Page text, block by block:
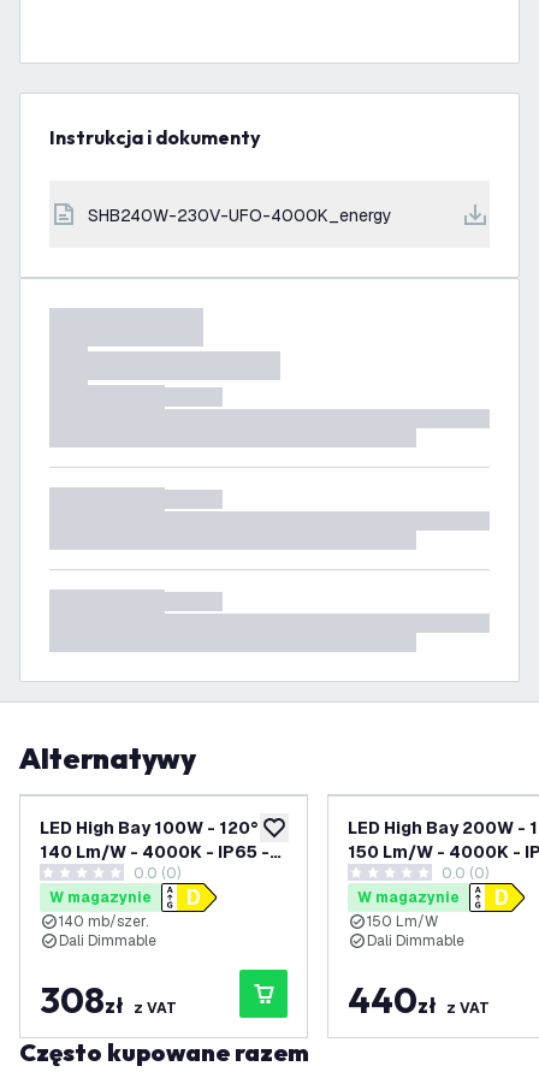
Instrukcja i dokumenty
SHB240W-230V-UFO-4000K_energy
Alternatywy
dodaj do listy życzeń
LED High Bay 100W - 120° -
140 Lm/W - 4000K - IP65 -
Możliwość przyciemniania
Dali - 5 lat gwarancji
0 Gwiazdki oceny
0.0 (0)
W magazynie
140 mb/szer.
Dali Dimmable
308zł z VAT
LED High Bay 200W -
150 Lm/W - 4000K -
Możliwość
Dali - 5 lat gwarancji
0 Gwiazdki oceny
0.0 (0)
W magazynie
150 Lm/W
Dali Dimmable
440zł z VAT
Często kupowane razem